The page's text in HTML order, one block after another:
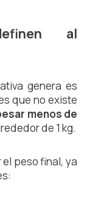
al
genera es
que no existe
menos de
de 1 kg.
peso final, ya